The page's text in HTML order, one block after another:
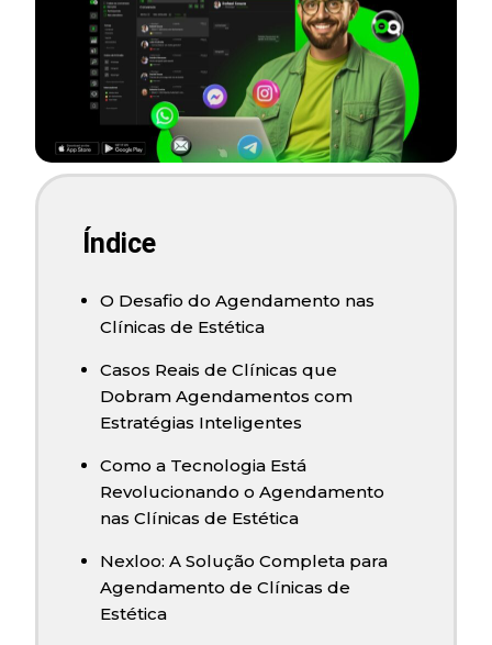
Índice
O Desafio do Agendamento nas
Clínicas de Estética
Casos Reais de Clínicas que
Dobram Agendamentos com
Estratégias Inteligentes
Como a Tecnologia Está
Revolucionando o Agendamento
nas Clínicas de Estética
Nexloo: A Solução Completa para
Agendamento de Clínicas de
Estética